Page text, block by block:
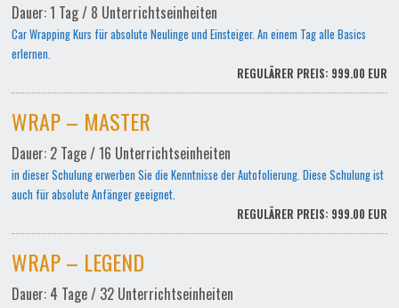
Dauer: 1 Tag / 8 Unterrichtseinheiten
Car Wrapping Kurs für absolute Neulinge und Einsteiger. An einem Tag alle Basics
erlernen.
REGULÄRER PREIS: 999.00 EUR
WRAP – MASTER
Dauer: 2 Tage / 16 Unterrichtseinheiten
in dieser Schulung erwerben Sie die Kenntnisse der Autofolierung. Diese Schulung ist
auch für absolute Anfänger geeignet.
REGULÄRER PREIS: 999.00 EUR
WRAP – LEGEND
Dauer: 4 Tage / 32 Unterrichtseinheiten